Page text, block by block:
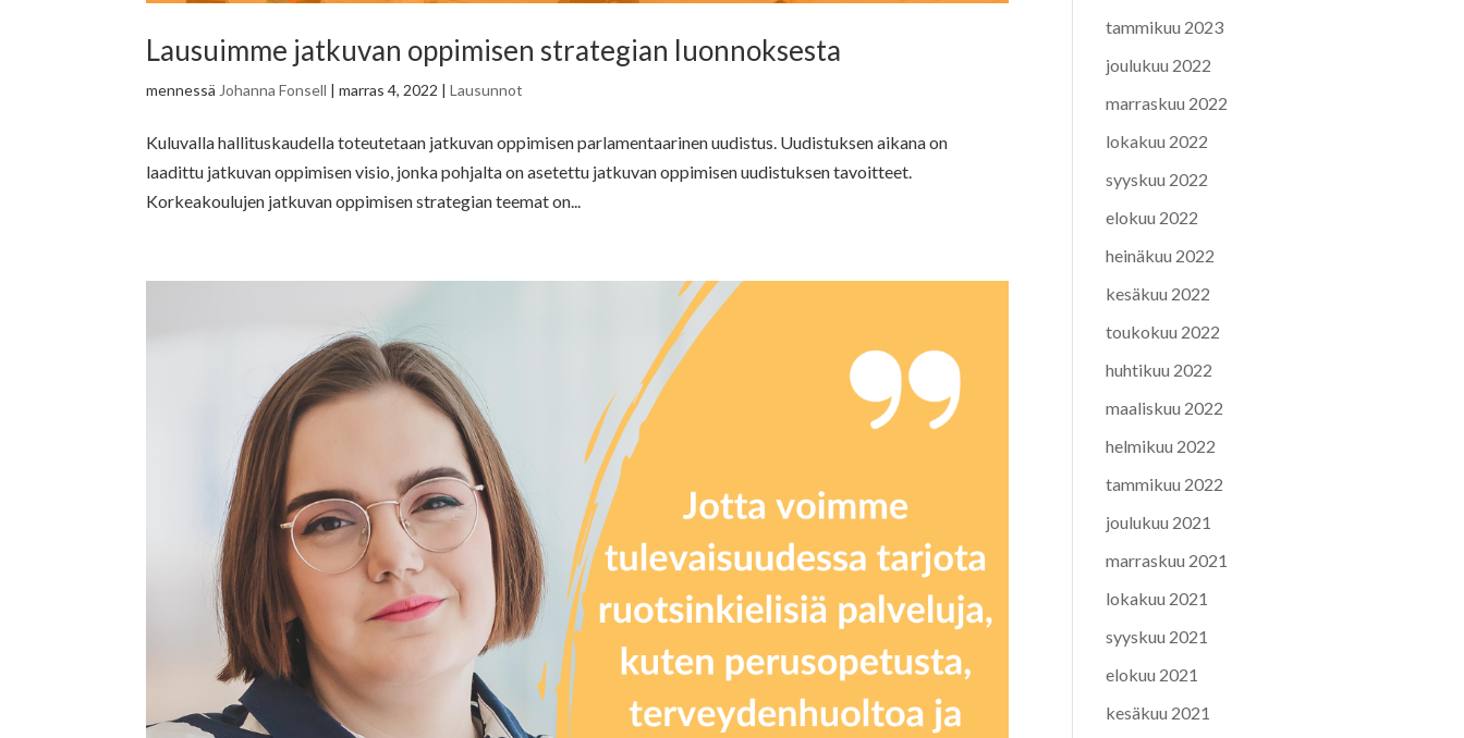
Lausuimme jatkuvan oppimisen strategian luonnoksesta
mennessäJohanna Fonsell |marras 4, 2022 |Lausunnot
Kuluvalla hallituskaudella toteutetaan jatkuvan oppimisen parlamentaarinen uudistus. Uudistuksen aikana on
laadittu jatkuvan oppimisen visio, jonka pohjalta on asetettu jatkuvan oppimisen uudistuksen tavoitteet.
Korkeakoulujen jatkuvan oppimisen strategian teemat on...
tammikuu 2023
joulukuu 2022
marraskuu 2022
lokakuu 2022
syyskuu 2022
elokuu 2022
heinäkuu 2022
kesäkuu 2022
toukokuu 2022
huhtikuu 2022
maaliskuu 2022
helmikuu 2022
tammikuu 2022
joulukuu 2021
marraskuu 2021
lokakuu 2021
syyskuu 2021
elokuu 2021
kesäkuu 2021